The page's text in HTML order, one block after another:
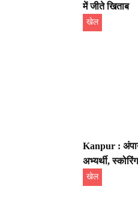
में जीते खिताब
खेल
Kanpur :
अभ्यर्थी,
खेल